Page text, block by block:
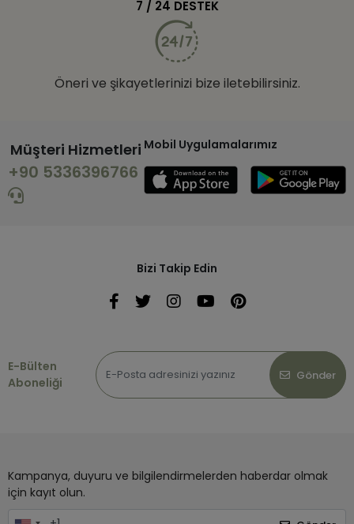
7 / 24 DESTEK
Öneri ve şikayetlerinizi bize iletebilirsiniz.
Müşteri Hizmetleri
+90 5336396766
Mobil Uygulamalarımız
Bizi Takip Edin
E-Bülten
Aboneliği
Gönder
Kampanya, duyuru ve bilgilendirmelerden haberdar olmak
için kayıt olun.